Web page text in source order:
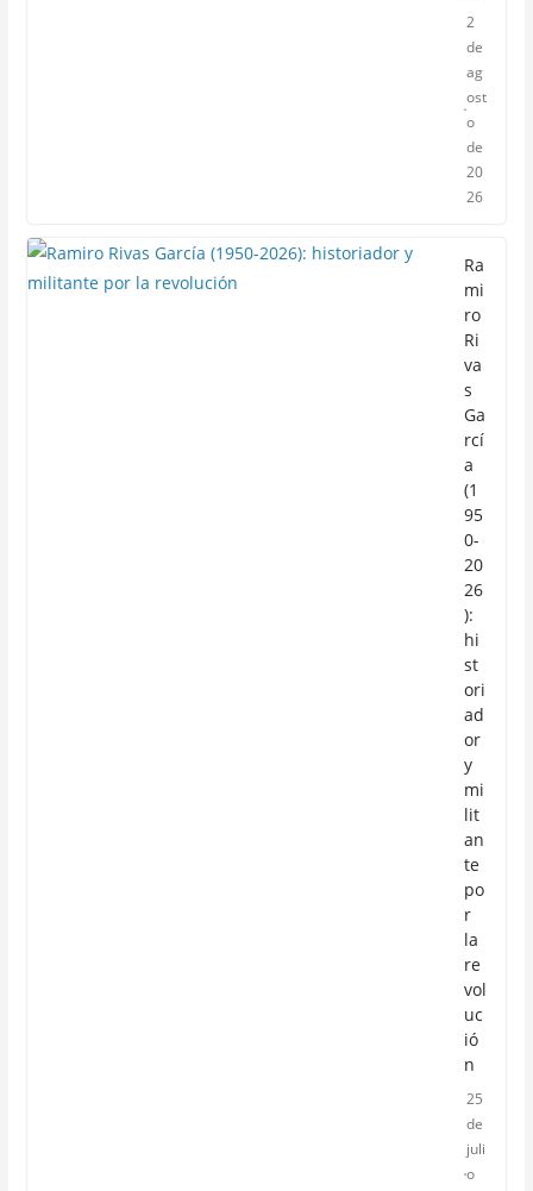
2
de
ag
ost
o
de
20
26
Ra
mi
ro
Ri
va
s
Ga
rcí
a
(1
95
0-
20
26
):
hi
st
ori
ad
or
y
mi
lit
an
te
po
r
la
re
vol
uc
ió
n
25
de
juli
o